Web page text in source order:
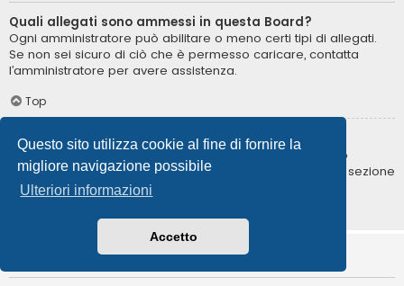
Questo sito utilizza cookie al fine di fornire la
migliore navigazione possibile
Ulteriori informazioni
Accetto
Quali allegati sono ammessi in questa Board?
Ogni amministratore può abilitare o meno certi tipi di allegati.
Se non sei sicuro di ciò che è permesso caricare, contatta
l’amministratore per avere assistenza.
Top
Come posso trovare i miei allegati?
Per trovare la lista degli allegati da te caricati, vai nel tuo
Pannello di Controllo Utente e segui i collegamenti nella sezione
degli allegati.
Informazioni su phpBB